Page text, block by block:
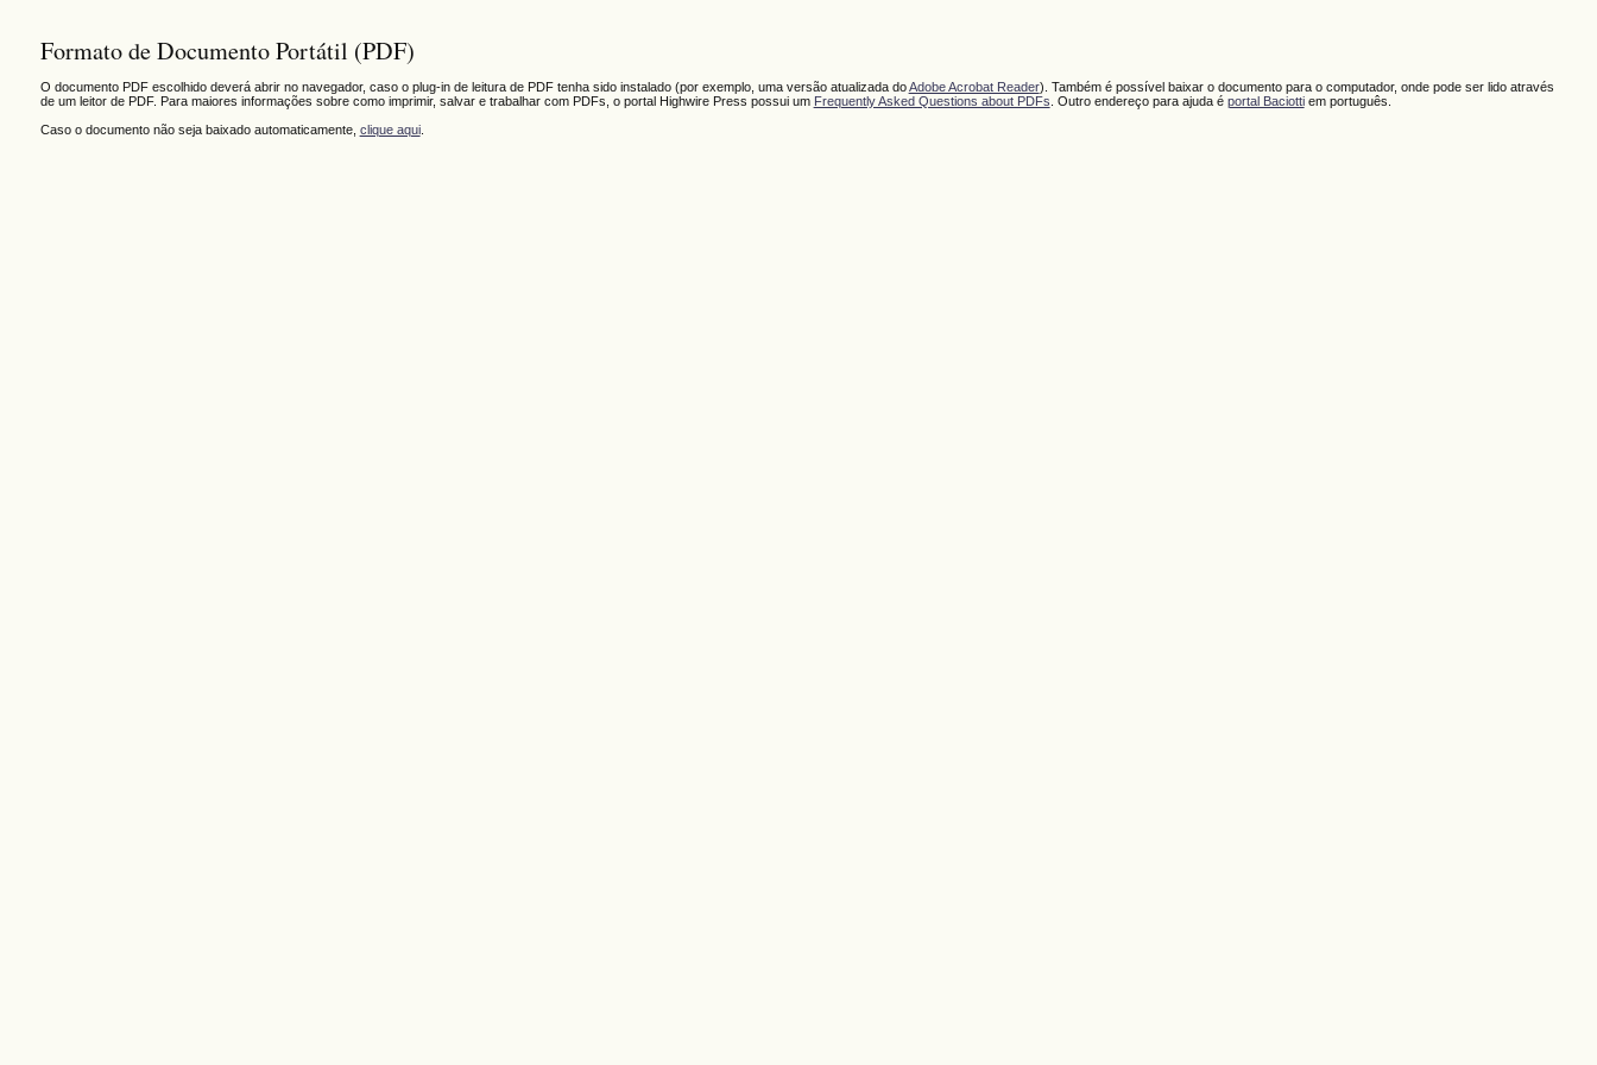
Formato de Documento Portátil (PDF)
O documento PDF escolhido deverá abrir no navegador, caso o plug-in de leitura de PDF tenha sido instalado (por exemplo, uma versão atualizada doAdobe Acrobat Reader). Também é possível baixar o documento para o computador, onde pode ser lido através
de um leitor de PDF. Para maiores informações sobre como imprimir, salvar e trabalhar com PDFs, o portal Highwire Press possui um Frequently Asked Questions about PDFs . Outro endereço para ajuda é portal Baciottiem português.
Caso o documento não seja baixado automaticamente, clique aqui.